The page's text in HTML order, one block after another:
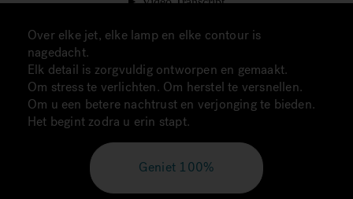
Over elke jet, elke lamp en elke contour is
nagedacht.
Elk detail is zorgvuldig ontworpen en gemaakt.
Om stress te verlichten. Om herstel te versnellen.
Om u een betere nachtrust en verjonging te bieden.
Het begint zodra u erin stapt.
Geniet 100%